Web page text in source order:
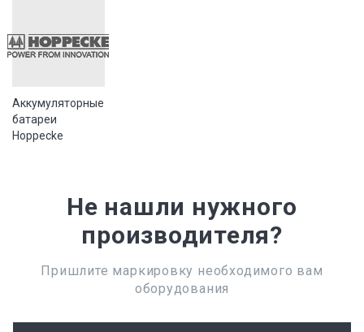
Аккумуляторные
батареи
Hoppecke
Не нашли нужного
производителя?
Пришлите маркировку необходимого вам
оборудования